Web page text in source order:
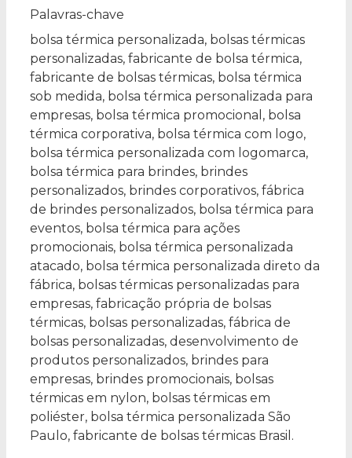
Palavras-chave
bolsa térmica personalizada, bolsas térmicas
personalizadas, fabricante de bolsa térmica,
fabricante de bolsas térmicas, bolsa térmica
sob medida, bolsa térmica personalizada para
empresas, bolsa térmica promocional, bolsa
térmica corporativa, bolsa térmica com logo,
bolsa térmica personalizada com logomarca,
bolsa térmica para brindes, brindes
personalizados, brindes corporativos, fábrica
de brindes personalizados, bolsa térmica para
eventos, bolsa térmica para ações
promocionais, bolsa térmica personalizada
atacado, bolsa térmica personalizada direto da
fábrica, bolsas térmicas personalizadas para
empresas, fabricação própria de bolsas
térmicas, bolsas personalizadas, fábrica de
bolsas personalizadas, desenvolvimento de
produtos personalizados, brindes para
empresas, brindes promocionais, bolsas
térmicas em nylon, bolsas térmicas em
poliéster, bolsa térmica personalizada São
Paulo, fabricante de bolsas térmicas Brasil.